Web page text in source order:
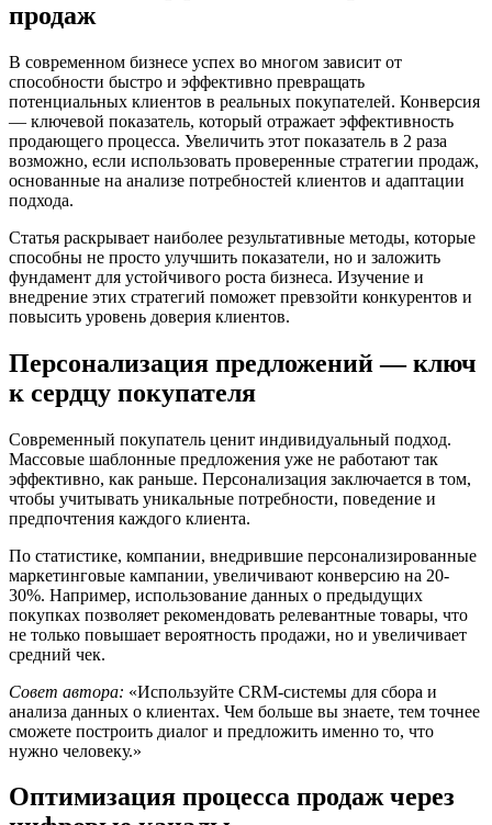
продаж
В современном бизнесе успех во многом зависит от
способности быстро и эффективно превращать
потенциальных клиентов в реальных покупателей. Конверсия
— ключевой показатель, который отражает эффективность
продающего процесса. Увеличить этот показатель в 2 раза
возможно, если использовать проверенные стратегии продаж,
основанные на анализе потребностей клиентов и адаптации
подхода.
Статья раскрывает наиболее результативные методы, которые
способны не просто улучшить показатели, но и заложить
фундамент для устойчивого роста бизнеса. Изучение и
внедрение этих стратегий поможет превзойти конкурентов и
повысить уровень доверия клиентов.
Персонализация предложений — ключ
к сердцу покупателя
Современный покупатель ценит индивидуальный подход.
Массовые шаблонные предложения уже не работают так
эффективно, как раньше. Персонализация заключается в том,
чтобы учитывать уникальные потребности, поведение и
предпочтения каждого клиента.
По статистике, компании, внедрившие персонализированные
маркетинговые кампании, увеличивают конверсию на 20-
30%. Например, использование данных о предыдущих
покупках позволяет рекомендовать релевантные товары, что
не только повышает вероятность продажи, но и увеличивает
средний чек.
Совет автора: «Используйте CRM-системы для сбора и
анализа данных о клиентах. Чем больше вы знаете, тем точнее
сможете построить диалог и предложить именно то, что
нужно человеку.»
Оптимизация процесса продаж через